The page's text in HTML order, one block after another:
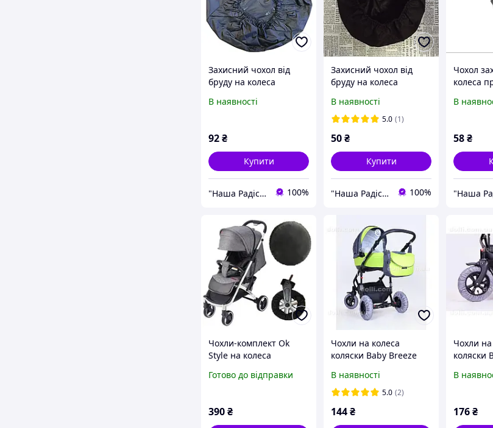
Захисний чохол від
бруду на колеса
велосипеда. Плащівка.
В наявності
92₴
Купити
"Наша Радість" Інтернет-магазин 100%
Захисний чохол від
бруду на колеса
велосипеда. Діаметр
колеса до 35 см.
В наявності
5.0 (1)
50₴
Купити
"Наша Радість" Інтернет-магазин 100%
Чохол
колеса
діаметр
В
58₴
Чохли-комплект Ok
Style на колеса
діаметром 15-18 см і
Готово до відправки
390₴
Чохли на колеса
коляски Baby Breeze
В наявності
5.0 (2)
144₴
Чохли на
коляски
В
176₴